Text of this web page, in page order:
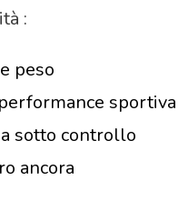
:
peso
sportiva
sotto controllo
ancora